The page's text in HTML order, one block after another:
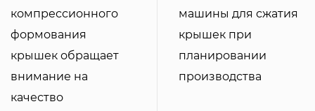
компрессионного
формования
крышек обращает
внимание на
качество
машины для сжатия
крышек при
планировании
производства